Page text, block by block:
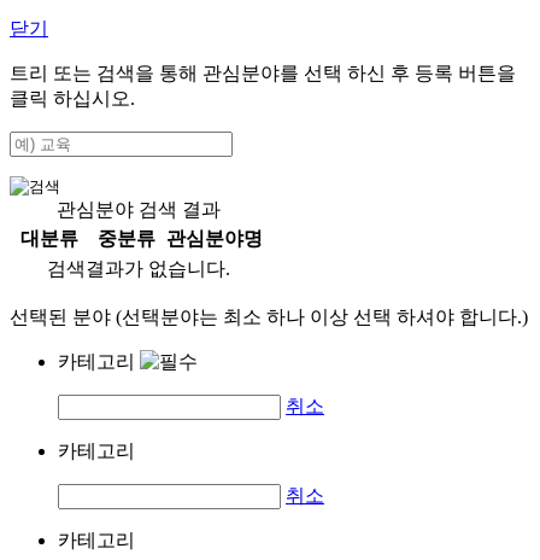
닫기
트리 또는 검색을 통해 관심분야를 선택 하신 후 등록 버튼을
클릭 하십시오.
관심분야 검색 결과
대분류
중분류
관심분야명
검색결과가 없습니다.
선택된 분야 (선택분야는 최소 하나 이상 선택 하셔야 합니다.)
카테고리
취소
카테고리
취소
카테고리